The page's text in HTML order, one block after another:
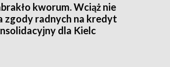
kworum. Wciąż nie
zgody radnych na kredyt
dla Kielc